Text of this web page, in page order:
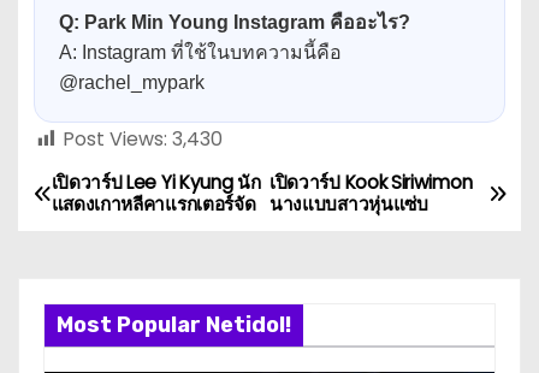
Q: Park Min Young Instagram คืออะไร?
A: Instagram ที่ใช้ในบทความนี้คือ
@rachel_mypark
Post Views: 3,430
P
s
t
เปิดวาร์ป Kook Siriwimon
นางแบบสาวหุ่นแซ่บ
เปิดวาร์ป Lee Yi Kyung นัก
แสดงเกาหลีคาแรกเตอร์จัด
Most Popular Netidol!